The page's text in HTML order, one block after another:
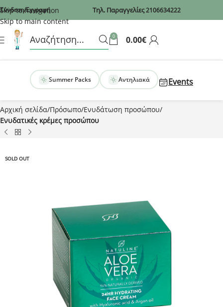
Recaptcha
Skip to navigation
Skip to main content
Σύνδεση/Εγγραφή Τηλ. Παραγγελίες2106634222
0 0.00€
Summer Packs Αντηλιακά Events
Αρχική σελίδα Πρόσωπο Ενυδάτωση προσώπου
Ενυδατικές κρέμες προσώπου
SOLD OUT